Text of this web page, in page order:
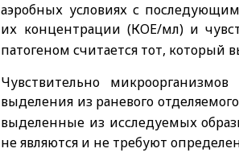
аэробных условиях с
их концентрации (КОЕ/мл) и
патогеном считается тот, который
Чувствительно
выделения из раневого
выделенные из исследуемых
не являются и не требуют